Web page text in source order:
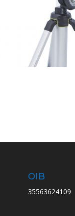
OIB
35563624109